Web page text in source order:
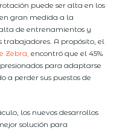
puede ser alta en los
gran medida a la
de entrenamientos y
A propósito, el
Zebra, encontró que el 45%
para adaptarse
a perder sus puestos de
los nuevos desarrollos
solución para